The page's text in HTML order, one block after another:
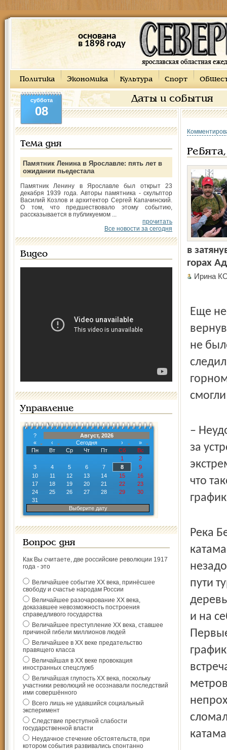
основана
в 1898 году
Политика Экономика Культура Спорт
Даты и события
суббота
08
Тема дня
Памятник Ленина в Ярославле: пять лет в
ожидании пьедестала
Памятник Ленину в Ярославле был открыт 23
декабря 1939 года. Авторы памятника - скульптор
Василий Козлов и архитектор Сергей Капачинский.
О том, что предшествовало этому событию,
рассказывается в публикуемом ...
прочитать
Все новости за сегодня
Видео
Управление
?
Август, 2026
«
‹ Сегодня ›
»
Пн
Вт Ср Чт Пт Сб
Вс
1
2
3
4 5 6 7 8
9
10
11 12 13 14 15
16
17
18 19 20 21 22
23
24
25 26 27 28 29
30
31
Выберите дату
Вопрос дня
Как Вы считаете, две российские революции 1917
года - это
Величайшее событие ХХ века, принёсшее
свободу и счастье народам России
Величайшее разочарование ХХ века,
доказавшее невозможность построения
справедливого государства
Величайшее преступление ХХ века, ставшее
причиной гибели миллионов людей
Величайшее в ХХ веке предательство
правящего класса
Величайшая в ХХ веке провокация
иностранных спецслужб
Величайшая глупость ХХ века, поскольку
участники революций не осознавали последствий
ими совершённого
Всего лишь не удавшийся социальный
эксперимент
Следствие преступной слабости
государственной власти
Неудачное стечение обстоятельств, при
котором события развивались спонтанно
в
горах
Ирина
Еще
не
–
за
что
Река
пути
и на